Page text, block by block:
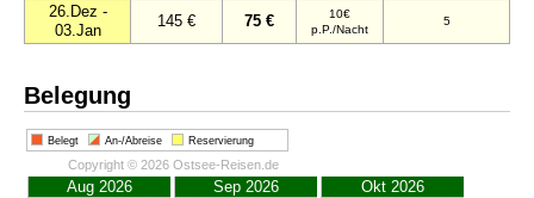
26.Dez -
03.Jan
145 € 75 €
10€
p.P./Nacht
5
Belegung
Belegt An-/Abreise Reservierung
Copyright © 2026 Ostsee-Reisen.de
Aug 2026 Sep 2026 Okt 2026